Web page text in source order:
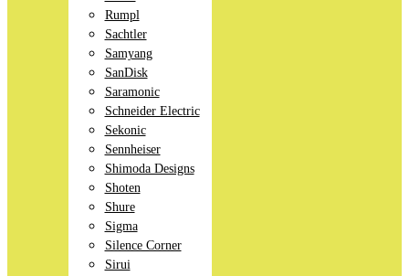
Rumpl
Sachtler
Samyang
SanDisk
Saramonic
Schneider Electric
Sekonic
Sennheiser
Shimoda Designs
Shoten
Shure
Sigma
Silence Corner
Sirui